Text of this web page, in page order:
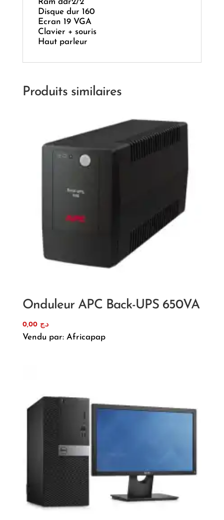
Ram ddr2/2
Disque dur 160
Ecran 19 VGA
Clavier + souris
Haut parleur
Produits similaires
Onduleur APC Back-UPS 650VA
د.ج 0,00
Vendu par: Africapap